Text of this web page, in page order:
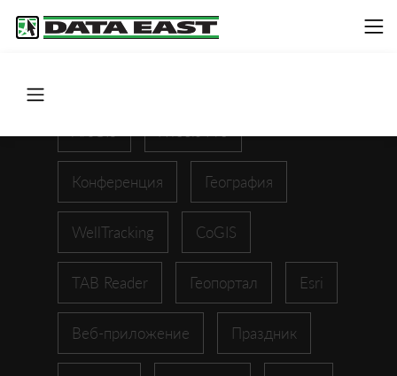
Конференция География
WellTracking CoGIS
TAB Reader Геопортал Esri
Веб-приложение Праздник